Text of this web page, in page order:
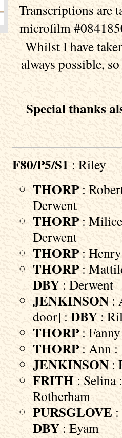
Transcriptions are
microfilm
Whilst I have
always possible,
Special thanks
F80/P5/S1 : Riley
THORP:
Derwent
THORP:
Derwent
THORP: Henry
THORP:
DBY : Derwent
JENKINSON :
door] : DBY :
THORP:
THORP: Ann :
JENKINSON :
FRITH : Selina
Rotherham
PURSGLOVE
DBY : Eyam